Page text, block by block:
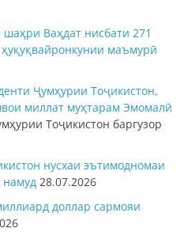
Ваҳдат нисбати 271
маъмурӣ
Ҷумҳурии Тоҷикистон,
миллат муҳтарам Эмомалӣ
Тоҷикистон баргузор
нусхаи эътимодномаи
намуд 28.07.2026
доллар сармояи